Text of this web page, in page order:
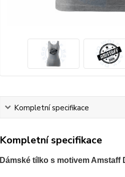
Kompletní specifikace
Kompletní specifikace
Dámské tílko s motivem Amstaff